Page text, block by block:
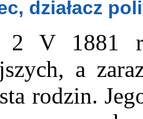
działacz
2 V 1881
a
rodzin.